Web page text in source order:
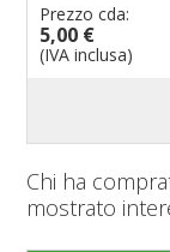
Prezzo cda:
5,00 €
(IVA inclusa)
Chi ha
mostrato